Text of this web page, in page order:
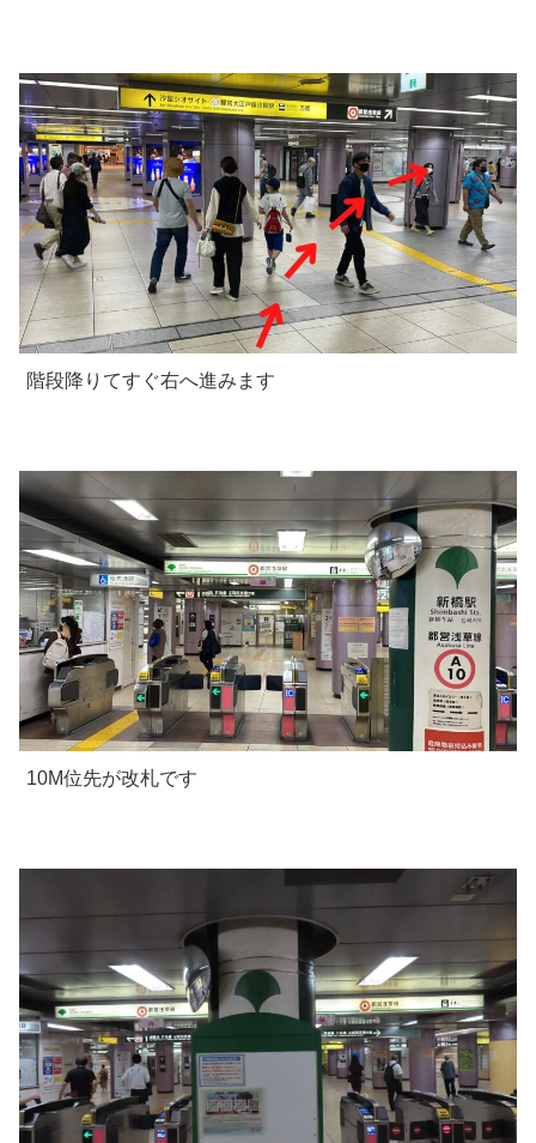
階段降りてすぐ右へ進みます
10M位先が改札です